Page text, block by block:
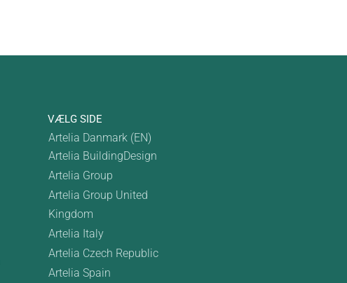
VÆLG SIDE
Artelia Danmark (EN)
Artelia BuildingDesign
Artelia Group
Artelia Group United
Kingdom
Artelia Italy
Artelia Czech Republic
Artelia Spain